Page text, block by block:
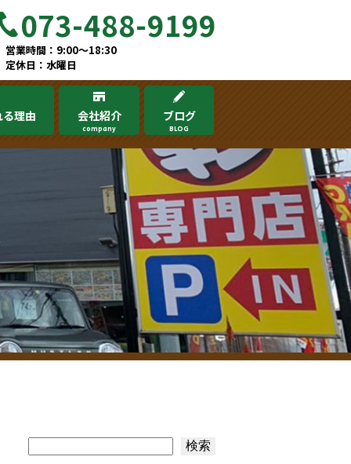
073-488-9199
営業時間：9:00～18:30
定休日：水曜日
理由 会社紹介
company
ブログ
BLOG
検索